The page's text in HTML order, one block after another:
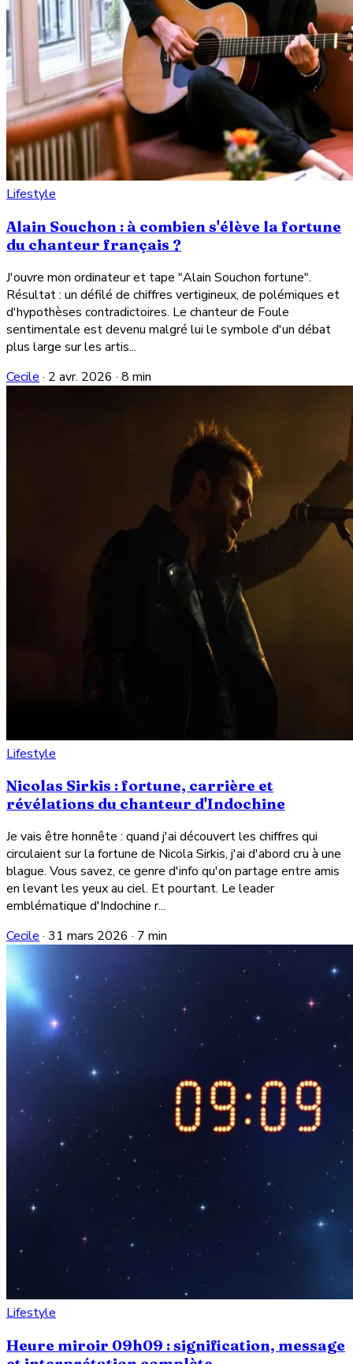
Lifestyle
Alain Souchon : à combien s'élève la fortune
du chanteur français ?
J'ouvre mon ordinateur et tape "Alain Souchon fortune".
Résultat : un défilé de chiffres vertigineux, de polémiques et
d'hypothèses contradictoires. Le chanteur de Foule
sentimentale est devenu malgré lui le symbole d'un débat
plus large sur les artis...
Cecile · 2 avr. 2026 · 8 min
Lifestyle
Nicolas Sirkis : fortune, carrière et
révélations du chanteur d'Indochine
Je vais être honnête : quand j'ai découvert les chiffres qui
circulaient sur la fortune de Nicola Sirkis, j'ai d'abord cru à une
blague. Vous savez, ce genre d'info qu'on partage entre amis
en levant les yeux au ciel. Et pourtant. Le leader
emblématique d'Indochine r...
Cecile · 31 mars 2026 · 7 min
Lifestyle
Heure miroir 09h09 : signification, message